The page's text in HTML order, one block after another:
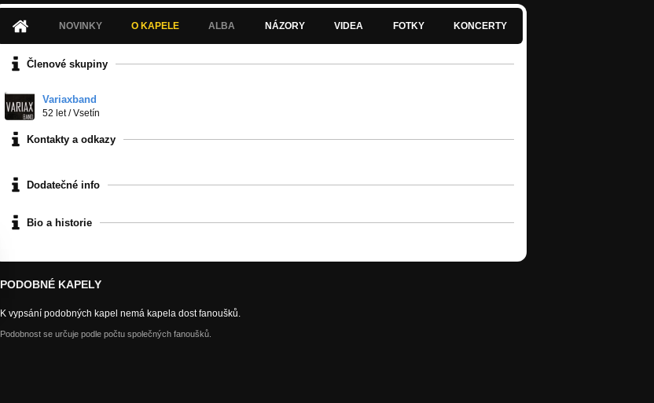
NOVINKY O KAPELE ALBA NÁZORY VIDEA FOTKY KONCERTY
Členové skupiny
Variaxband
52 let/Vsetín
Kontakty a odkazy
Dodatečné info
Bio a historie
PODOBNÉ KAPELY
K vypsání podobných kapel nemá kapela dost fanoušků.
Podobnost se určuje podle počtu společných fanoušků.